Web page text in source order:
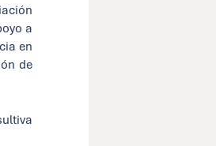
a
en
de